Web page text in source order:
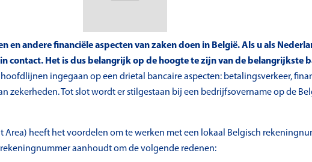
en andere financiële aspecten van zaken doen in België. Als u als
contact. Het is dus belangrijk op de hoogte te zijn van de belangrijkste
ingegaan op een drietal bancaire aspecten: betalingsverkeer,
zekerheden. Tot slot wordt er stilgestaan bij een bedrijfsovername op de
Area) heeft het voordelen om te werken met een lokaal Belgisch
aanhoudt om de volgende redenen: